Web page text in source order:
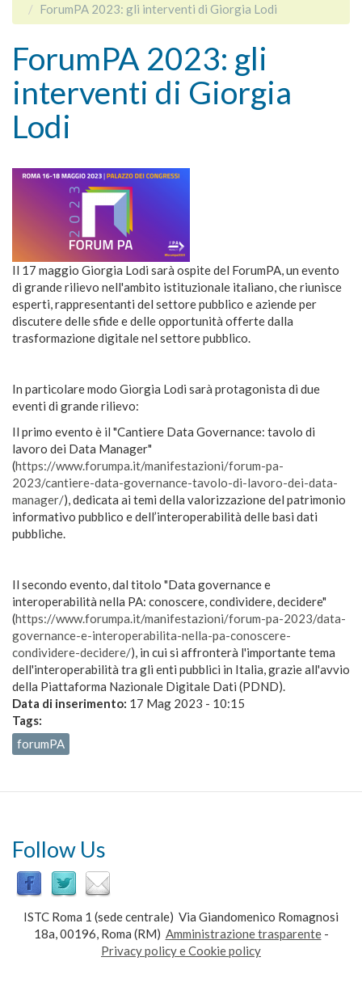
ForumPA 2023: gli interventi di Giorgia Lodi
ForumPA 2023: gli
interventi di Giorgia
Lodi
Il 17 maggio Giorgia Lodi sarà ospite del ForumPA, un evento
di grande rilievo nell'ambito istituzionale italiano, che riunisce
esperti, rappresentanti del settore pubblico e aziende per
discutere delle sfide e delle opportunità offerte dalla
trasformazione digitale nel settore pubblico.
In particolare modo Giorgia Lodi sarà protagonista di due
eventi di grande rilievo:
Il primo evento è il "Cantiere Data Governance: tavolo di
lavoro dei Data Manager"
(https://www.forumpa.it/manifestazioni/forum-pa-
2023/cantiere-data-governance-tavolo-di-lavoro-dei-data-
manager/), dedicata ai temi della valorizzazione del patrimonio
informativo pubblico e dell’interoperabilità delle basi dati
pubbliche.
Il secondo evento, dal titolo "Data governance e
interoperabilità nella PA: conoscere, condividere, decidere"
(https://www.forumpa.it/manifestazioni/forum-pa-2023/data-
governance-e-interoperabilita-nella-pa-conoscere-
condividere-decidere/), in cui si affronterà l'importante tema
dell'interoperabilità tra gli enti pubblici in Italia, grazie all'avvio
della Piattaforma Nazionale Digitale Dati (PDND).
Data di inserimento: 17 Mag 2023 - 10:15
Tags:
forumPA
Follow Us
ISTC Roma 1 (sede centrale) Via Giandomenico Romagnosi
18a, 00196, Roma (RM) Amministrazione trasparente-
Privacy policy e Cookie policy